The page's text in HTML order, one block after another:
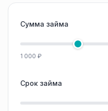
Сумма займа
1 000 ₽
Срок займа